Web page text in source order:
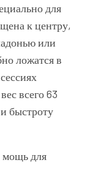
для
к центру,
или
ложатся в
всего 63
быстроту